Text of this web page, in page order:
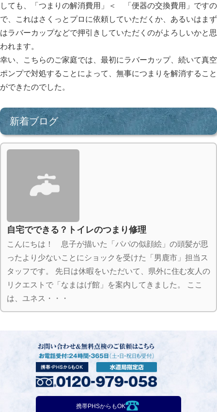
しても、「つまりの解消費用」＜ 「便器の交換費用」ですの
で、これはさくっとプロに依頼していただくか、あるいはまず
はラバーカップなどで押引きしていただくのがよろしいかと思
われます。
幸い、こちらのご家庭では、最初にラバーカップ、続いて真空
ポンプで対処することによって、無事につまりを解消すること
ができたのでした。
新着ブログ
自宅でできる？トイレのつまり修理
こんにちは！ 息子が描いた「パパの似顔絵」の頭髪が思
ったより少ないことにショックを受けた「男鹿市」担当ス
タッフです。 先日は休暇をいただいて、県外に住む友人の
リクエストで「なまはげ館」を案内してきました。 ここ
は、ユネス・・・
携帯PHSからもOK